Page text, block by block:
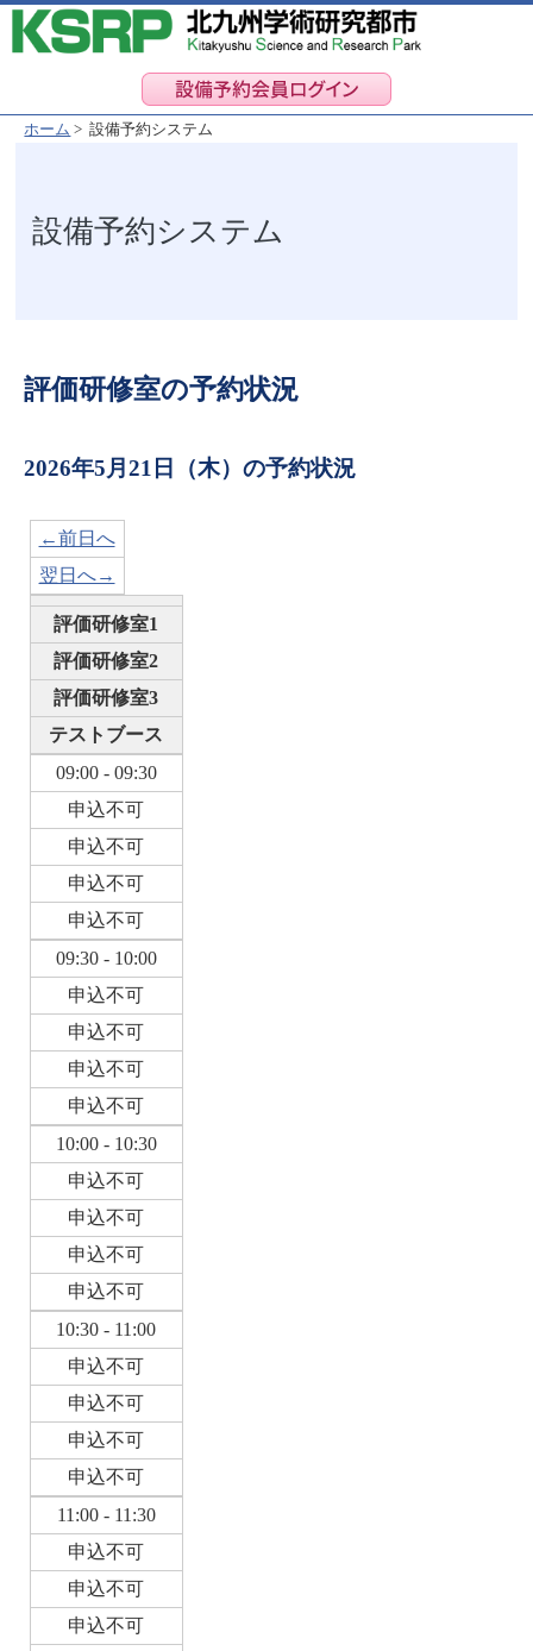
ホーム > 設備予約システム
設備予約システム
評価研修室の予約状況
2026年5月21日（木）の予約状況
←前日へ
翌日へ→
評価研修室1
評価研修室2
評価研修室3
テストブース
09:00 - 09:30
申込不可
申込不可
申込不可
申込不可
09:30 - 10:00
申込不可
申込不可
申込不可
申込不可
10:00 - 10:30
申込不可
申込不可
申込不可
申込不可
10:30 - 11:00
申込不可
申込不可
申込不可
申込不可
11:00 - 11:30
申込不可
申込不可
申込不可